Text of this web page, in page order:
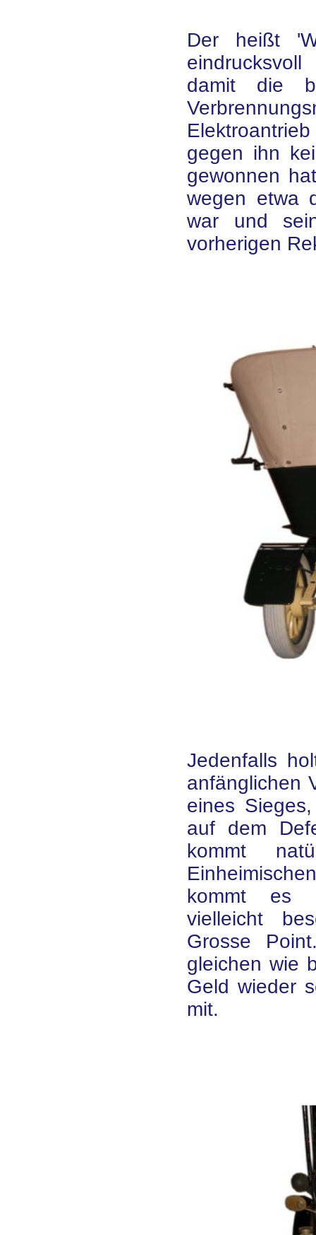
Der heißt
damit die
gegen ihn
gewonnen
wegen etwa
war und
vorherigen
Jedenfalls
anfänglichen
eines
auf dem
kommt
kommt es
vielleicht
Grosse
gleichen wie
Geld wieder
mit.